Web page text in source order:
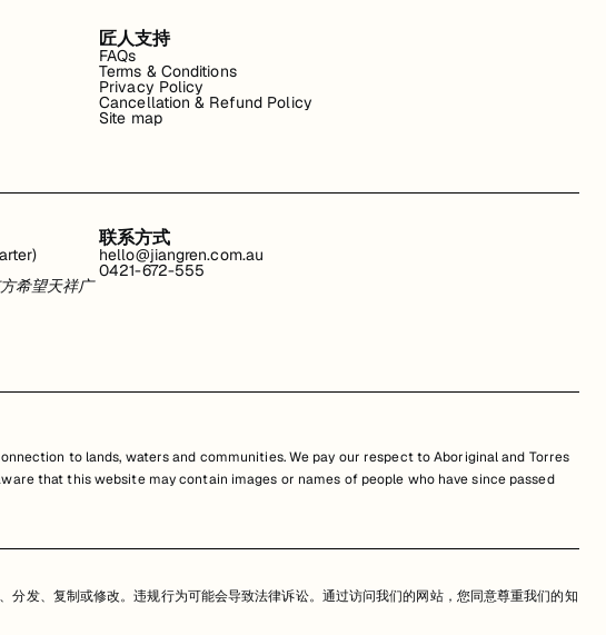
匠人支持
FAQs
Terms & Conditions
Privacy Policy
Cancellation & Refund Policy
Site map
希望天祥广
联系方式
hello@jiangren.com.au
0421-672-555
to lands, waters and communities. We pay our respect to Aboriginal and Torres
that this website may contain images or names of people who have since passed
发、复制或修改。违规行为可能会导致法律诉讼。通过访问我们的网站，您同意尊重我们的知